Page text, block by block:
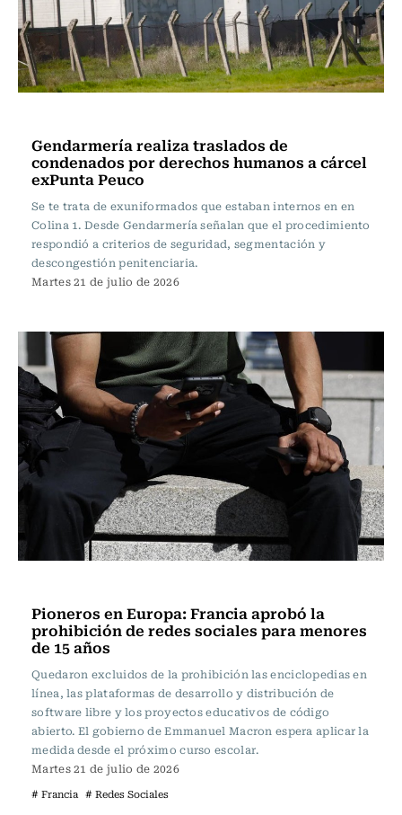
Gendarmería realiza traslados de
condenados por derechos humanos a cárcel
exPunta Peuco
Se te trata de exuniformados que estaban internos en en
Colina 1. Desde Gendarmería señalan que el procedimiento
respondió a criterios de seguridad, segmentación y
descongestión penitenciaria.
Martes 21 de julio de 2026
Pioneros en Europa: Francia aprobó la
prohibición de redes sociales para menores
de 15 años
Quedaron excluidos de la prohibición las enciclopedias en
línea, las plataformas de desarrollo y distribución de
software libre y los proyectos educativos de código
abierto. El gobierno de Emmanuel Macron espera aplicar la
medida desde el próximo curso escolar.
Martes 21 de julio de 2026
# Francia # Redes Sociales